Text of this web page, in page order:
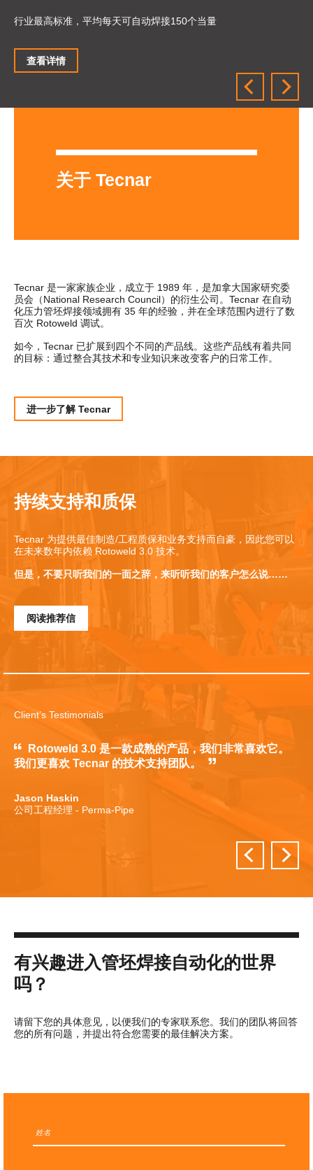
行业最高标准，平均每天可自动焊接150个当量
查看详情
关于 Tecnar
Tecnar 是一家家族企业，成立于 1989 年，是加拿大国家研究委
员会（National Research Council）的衍生公司。Tecnar 在自动
化压力管坯焊接领域拥有 35 年的经验，并在全球范围内进行了数
百次 Rotoweld 调试。
如今，Tecnar 已扩展到四个不同的产品线。这些产品线有着共同
的目标：通过整合其技术和专业知识来改变客户的日常工作。
进一步了解 Tecnar
持续支持和质保
Tecnar 为提供最佳制造/工程质保和业务支持而自豪，因此您可以
在未来数年内依赖 Rotoweld 3.0 技术。
但是 ， 不要只听我们的一面之辞， 来听听我们的客户怎么说……
阅读推荐信
Client’s Testimonials
Rotoweld 3.0 是一款成熟的产品，我们非常喜欢它。
我们更喜欢 Tecnar 的技术支持团队。
Jason Haskin
公司工程经理 - Perma-Pipe
有兴趣进入管坯焊接自动化的世界
吗？
请留下您的具体意见，以便我们的专家联系您。我们的团队将回答
您的所有问题，并提出符合您需要的最佳解决方案。